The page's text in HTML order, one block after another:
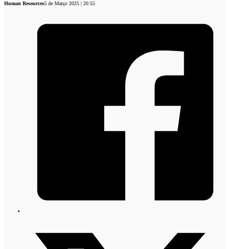
Human Resources5 de Março 2025 | 20:55